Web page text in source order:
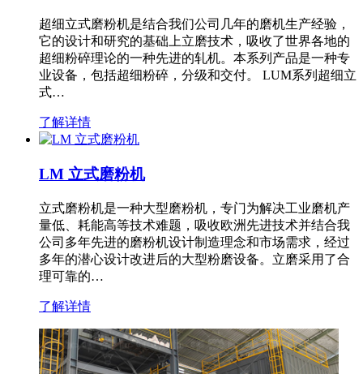
超细立式磨粉机是结合我们公司几年的磨机生产经验，
它的设计和研究的基础上立磨技术，吸收了世界各地的
超细粉碎理论的一种先进的轧机。本系列产品是一种专
业设备，包括超细粉碎，分级和交付。 LUM系列超细立
式…
了解详情
LM 立式磨粉机
立式磨粉机是一种大型磨粉机，专门为解决工业磨机产
量低、耗能高等技术难题，吸收欧洲先进技术并结合我
公司多年先进的磨粉机设计制造理念和市场需求，经过
多年的潜心设计改进后的大型粉磨设备。立磨采用了合
理可靠的…
了解详情